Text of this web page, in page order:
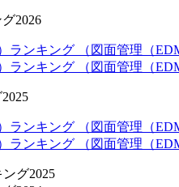
2026
ランキング （図面管理（
ランキング （図面管理（
ランキング （図面管理（
ランキング （図面管理（
グ2025